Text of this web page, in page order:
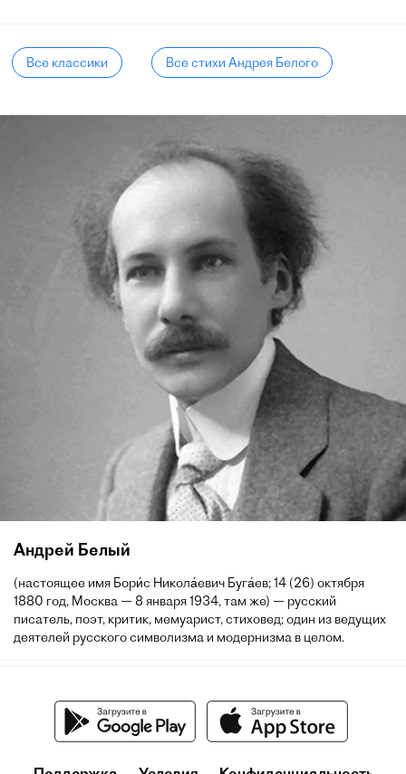
Все классики Все стихи Андрея Белого
Андрей Белый
(настоящее имя Бори́с Никола́евич Буга́ев; 14 (26) октября
1880 год, Москва — 8 января 1934, там же) — русский
писатель, поэт, критик, мемуарист, стиховед; один из ведущих
деятелей русского символизма и модернизма в целом.